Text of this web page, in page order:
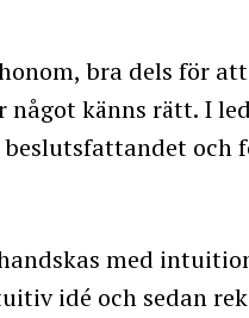
bra dels för
något känns rätt. I
och
med
idé och sedan